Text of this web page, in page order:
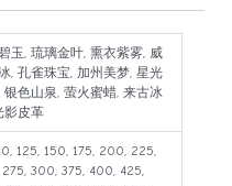
玉, 琉璃金叶, 熏衣紫雾, 威
, 孔雀珠宝, 加州美梦, 星光
银色山泉, 萤火蜜蜡, 来古冰
影皮革
125, 150, 175, 200, 225,
300, 375, 400, 425,